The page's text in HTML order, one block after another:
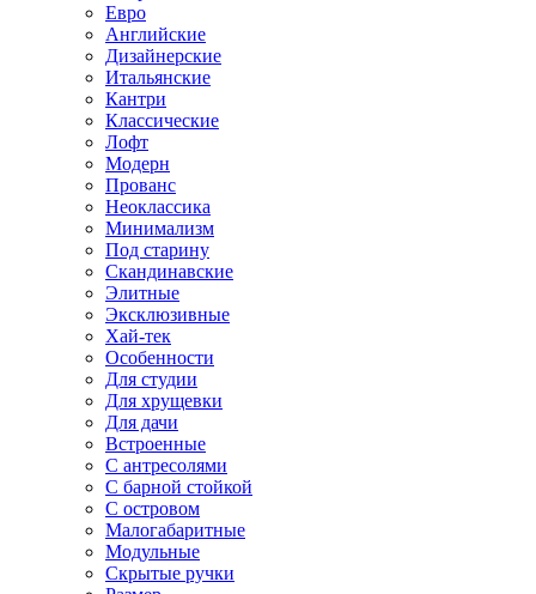
Евро
Английские
Дизайнерские
Итальянские
Кантри
Классические
Лофт
Модерн
Прованс
Неоклассика
Минимализм
Под старину
Скандинавские
Элитные
Эксклюзивные
Хай-тек
Особенности
Для студии
Для хрущевки
Для дачи
Встроенные
С антресолями
С барной стойкой
С островом
Малогабаритные
Модульные
Скрытые ручки